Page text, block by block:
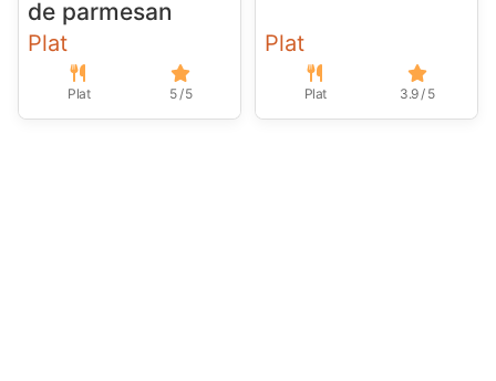
de parmesan
Plat
Plat 5 / 5
Plat
Plat 3.9 / 5